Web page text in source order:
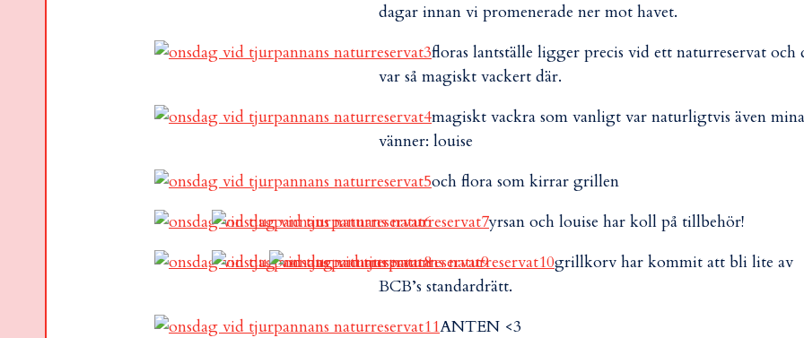
dagar innan vi promenerade ner mot havet.
floras lantställe ligger precis vid ett naturreservat och
var så magiskt vackert där.
magiskt vackra som vanligt var naturligtvis även mina
vänner: louise
och flora som kirrar grillen
yrsan och louise har koll på tillbehör!
grillkorv har kommit att bli lite av
BCB’s standardrätt.
ANTEN <3